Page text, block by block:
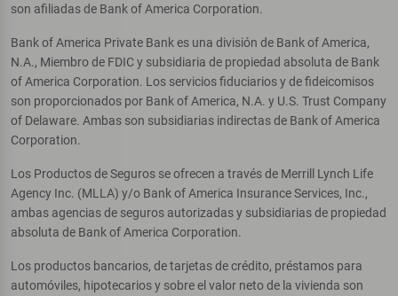
son afiliadas de Bank of America Corporation.
Bank of America Private Bank es una división de Bank of America,
N.A., Miembro de FDIC y subsidiaria de propiedad absoluta de Bank
of America Corporation. Los servicios fiduciarios y de fideicomisos
son proporcionados por Bank of America, N.A. y U.S. Trust Company
of Delaware. Ambas son subsidiarias indirectas de Bank of America
Corporation.
Los Productos de Seguros se ofrecen a través de Merrill Lynch Life
Agency Inc. (MLLA) y/o Bank of America Insurance Services, Inc.,
ambas agencias de seguros autorizadas y subsidiarias de propiedad
absoluta de Bank of America Corporation.
Los productos bancarios, de tarjetas de crédito, préstamos para
automóviles, hipotecarios y sobre el valor neto de la vivienda son